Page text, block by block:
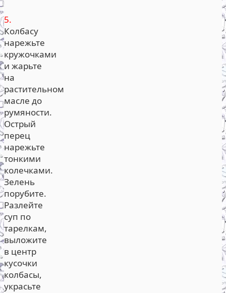
5.
Колбасу
нарежьте
кружочками
и жарьте
на
растительном
масле до
румяности.
Острый
перец
нарежьте
тонкими
колечками.
Зелень
порубите.
Разлейте
суп по
тарелкам,
выложите
в центр
кусочки
колбасы,
украсьте